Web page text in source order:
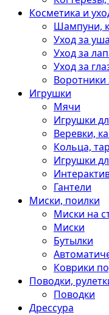
Косметика и
Шампуни,
Уход за
Уход за
Уход за
Игрушки
Мячи
Игрушки
Веревки,
Кольца,
Игрушки
Гантели
Миски, поилки
Миски на
Миски
Бутылки
Коврики
Поводки,
Поводки
Дрессура